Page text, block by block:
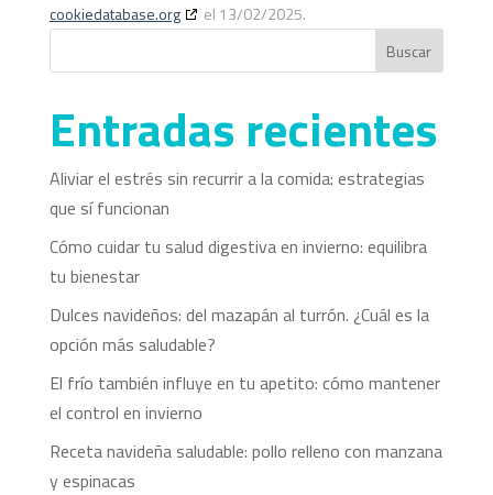
cookiedatabase.org
el 13/02/2025.
Buscar
Entradas recientes
Aliviar el estrés sin recurrir a la comida: estrategias
que sí funcionan
Cómo cuidar tu salud digestiva en invierno: equilibra
tu bienestar
Dulces navideños: del mazapán al turrón. ¿Cuál es la
opción más saludable?
El frío también influye en tu apetito: cómo mantener
el control en invierno
Receta navideña saludable: pollo relleno con manzana
y espinacas